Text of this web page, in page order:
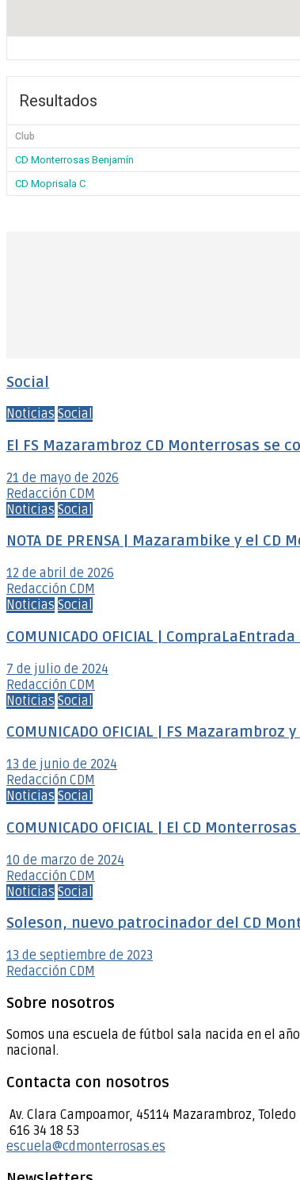
Resultados
Club
CD Monterrosas Benjamín
CD Moprisala C
Social
Noticias Social
El FS Mazarambroz CD Monterrosas se
21 de mayo de 2026
Redacción CDM
Noticias Social
NOTA DE PRENSA | Mazarambike y el
12 de abril de 2026
Redacción CDM
Noticias Social
COMUNICADO OFICIAL |
7 de julio de 2024
Redacción CDM
Noticias Social
COMUNICADO OFICIAL | FS
13 de junio de 2024
Redacción CDM
Noticias Social
COMUNICADO OFICIAL | El CD
10 de marzo de 2024
Redacción CDM
Noticias Social
Soleson, nuevo patrocinador del CD
13 de septiembre de 2023
Redacción CDM
Sobre nosotros
Somos una escuela de fútbol sala nacida en el
nacional.
Contacta con nosotros
Av. Clara Campoamor, 45114 Mazarambroz, Toledo
616 34 18 53
escuela@cdmonterrosas.es